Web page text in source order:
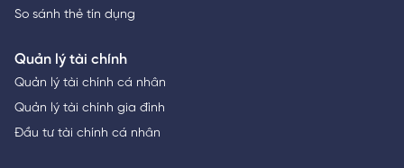
So sánh thẻ tín dụng
Quản lý tài chính
Quản lý tài chính cá nhân
Quản lý tài chính gia đình
Đầu tư tài chính cá nhân